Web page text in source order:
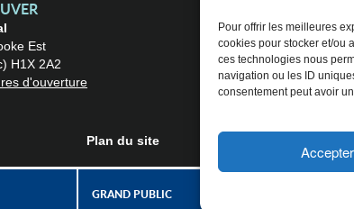
Pour offrir les meilleures
cookies pour stocker et/ou
ces technologies nous
navigation ou les ID
consentement peut avoir
Accepter
Est
H1X 2A2
d'ouverture
Plan du site
GRAND PUBLIC